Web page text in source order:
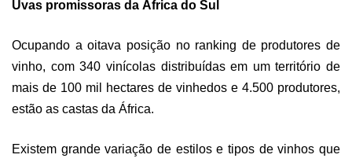
Uvas promissoras da África do Sul
Ocupando a oitava posição no ranking de produtores de
vinho, com 340 vinícolas distribuídas em um território de
mais de 100 mil hectares de vinhedos e 4.500 produtores,
estão as castas da África.
Existem grande variação de estilos e tipos de vinhos que